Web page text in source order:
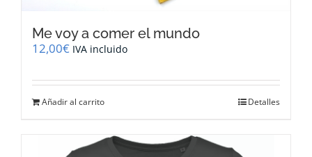
Me voy a comer el mundo
12,00€ IVA incluido
Añadir al carrito Detalles